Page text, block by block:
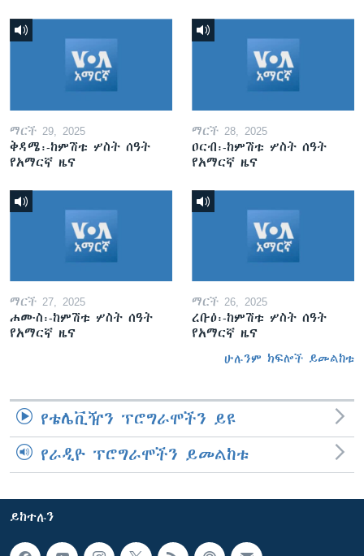
ማርች 29, 2025
ቅዳሜ፡-ከምሽቱ ሦስት ሰዓት
የአማርኛ ዜና
ማርች 28, 2025
ዐርብ፡-ከምሽቱ ሦስት ሰዓት
የአማርኛ ዜና
ማርች 27, 2025
ሐሙስ፡-ከምሽቱ ሦስት ሰዓት
የአማርኛ ዜና
ማርች 26, 2025
ረቡዕ፡-ከምሽቱ ሦስት ሰዓት
የአማርኛ ዜና
ሁሉንም ክፍሎች ይመልከቱ
የቴሌቪዥን ፕሮግራሞችን ይዩ
የራዲዮ ፕሮግራሞችን ይመልከቱ
ይከተሉን